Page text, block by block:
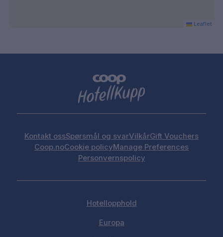
Leaflet
Kontakt ossSpørsmål og svarVilkårGift Vouchers
Coop.noCookie policyManage Preferences
Personvernspolicy
Hotellopphold
Europa